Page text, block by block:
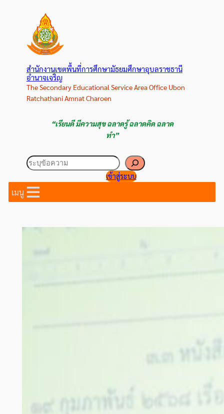
สำนักงานเขตพื้นที่การศึกษามัธยมศึกษาอุบลราชธานี
อำนาจเจริญ
The Secondary Educational Service Area Office Ubon
Ratchathani Amnat Charoen
“เรียนดี มีความสุข ฉลาดรู้ ฉลาดคิด ฉลาด
ทำ”
ค้นหา
เข้าสู่ระบบ
เมนู